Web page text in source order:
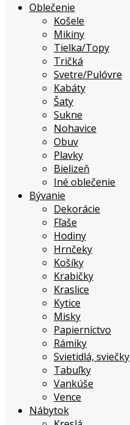
Oblečenie
Košele
Mikiny
Tielka/Topy
Tričká
Svetre/Pulóvre
Kabáty
Šaty
Sukne
Nohavice
Obuv
Plavky
Bielizeň
Iné oblečenie
Bývanie
Dekorácie
Fľaše
Hodiny
Hrnčeky
Košíky
Krabičky
Kraslice
Kytice
Misky
Papierníctvo
Rámiky
Svietidlá, sviečky
Tabuľky
Vankúše
Vence
Nábytok